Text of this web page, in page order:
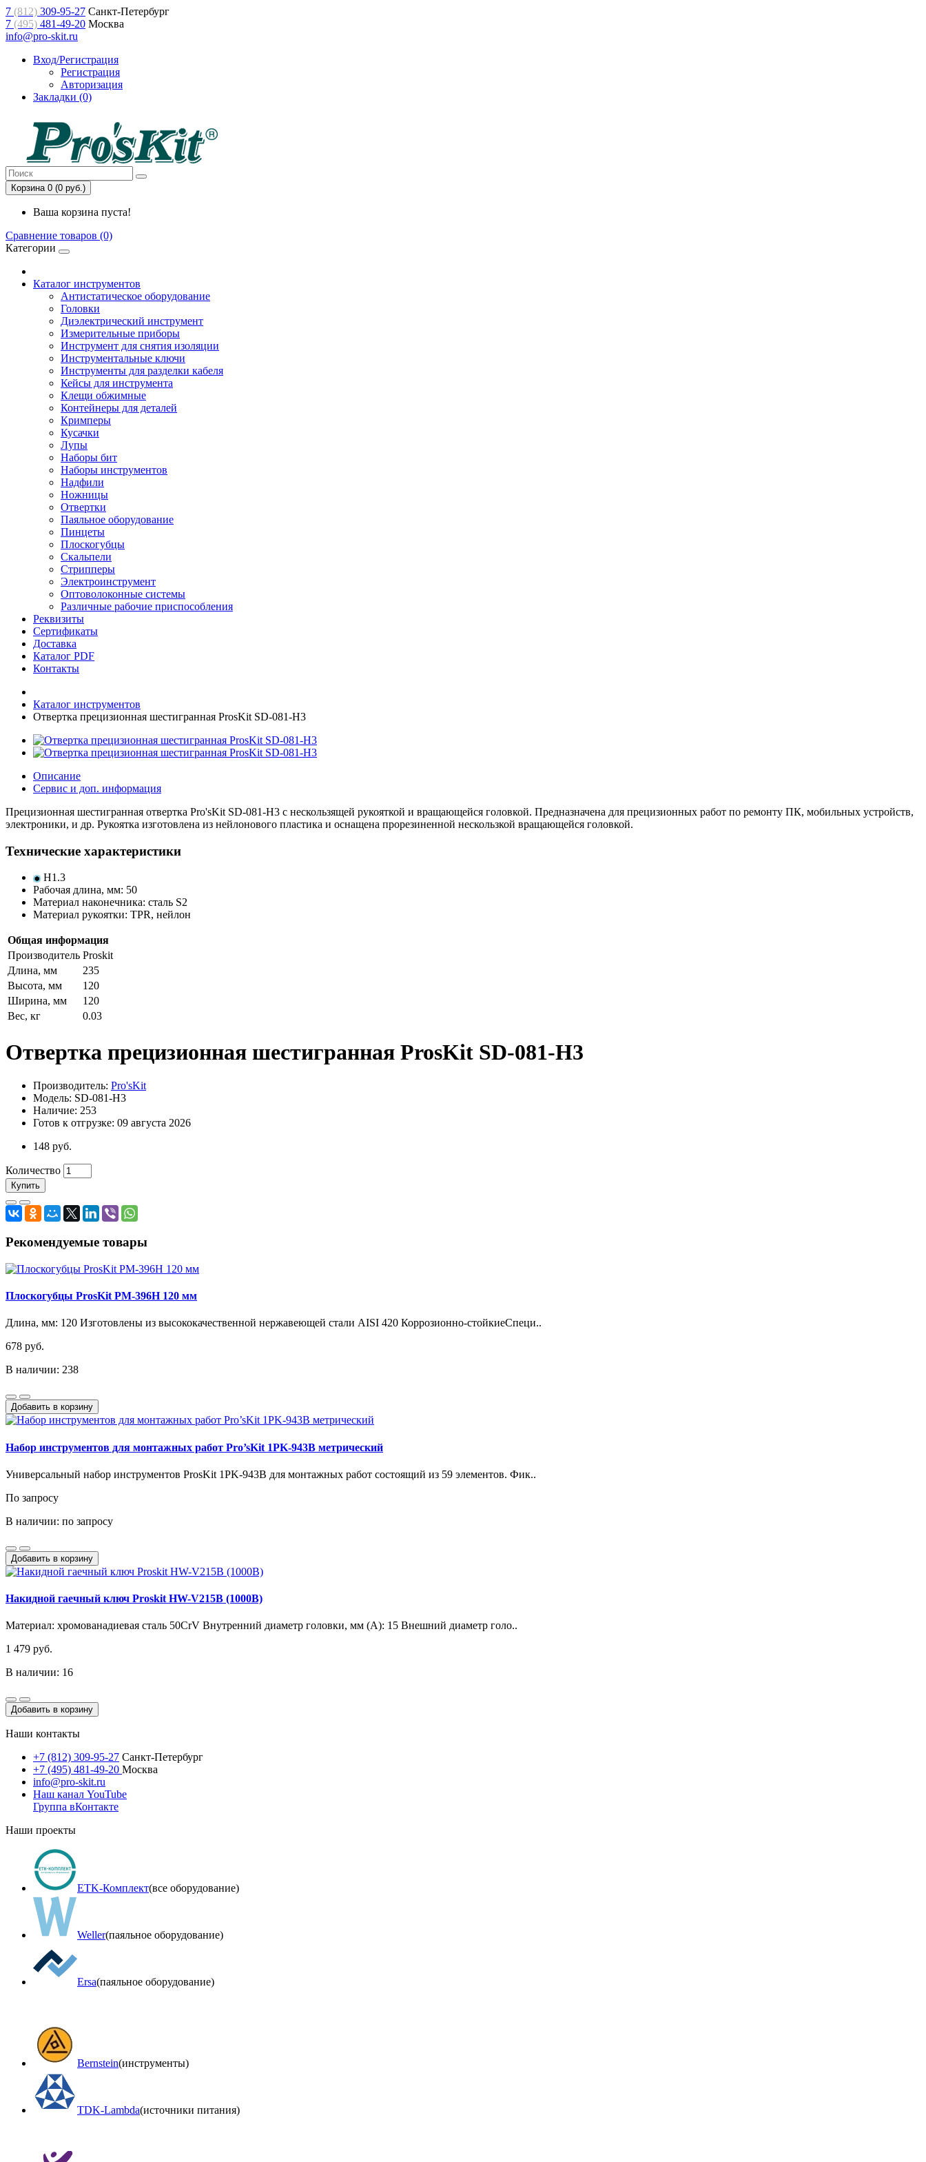
7 (812) 309-95-27 Санкт-Петербург
7 (495) 481-49-20 Москва
info@pro-skit.ru
Вход/Регистрация
Регистрация
Авторизация
Закладки (0)
Корзина 0 (0 руб.)
Ваша корзина пуста!
Сравнение товаров (0)
Категории
Каталог инструментов
Антистатическое оборудование
Головки
Диэлектрический инструмент
Измерительные приборы
Инструмент для снятия изоляции
Инструментальные ключи
Инструменты для разделки кабеля
Кейсы для инструмента
Клещи обжимные
Контейнеры для деталей
Кримперы
Кусачки
Лупы
Наборы бит
Наборы инструментов
Надфили
Ножницы
Отвертки
Паяльное оборудование
Пинцеты
Плоскогубцы
Скальпели
Стрипперы
Электроинструмент
Оптоволоконные системы
Различные рабочие приспособления
Реквизиты
Сертификаты
Доставка
Каталог PDF
Контакты
Каталог инструментов
Отвертка прецизионная шестигранная ProsKit SD-081-H3
Описание
Сервис и доп. информация
Прецизионная шестигранная отвертка Pro'sKit SD-081-H3 с нескользящей рукояткой и вращающейся головкой. Предназначена для прецизионных работ по ремонту ПК, мобильных устройств,
электроники, и др. Рукоятка изготовлена из нейлонового пластика и оснащена прорезиненной нескользкой вращающейся головкой.
Технические характеристики
H1.3
Рабочая длина, мм: 50
Материал наконечника: сталь S2
Материал рукоятки: TPR, нейлон
Общая информация
Производитель Proskit
Длина, мм
235
Высота, мм
120
Ширина, мм
120
Вес, кг
0.03
Отвертка прецизионная шестигранная ProsKit SD-081-H3
Производитель: Pro'sKit
Модель: SD-081-H3
Наличие: 253
Готов к отгрузке: 09 августа 2026
148 руб.
Количество
Купить
Рекомендуемые товары
Плоскогубцы ProsKit PM-396H 120 мм
Длина, мм: 120 Изготовлены из высококачественной нержавеющей стали AISI 420 Коррозионно-стойкиеСпеци..
678 руб.
В наличии: 238
Добавить в корзину
Набор инструментов для монтажных работ Pro’sKit 1PK-943B метрический
Универсальный набор инструментов ProsKit 1PK-943B для монтажных работ состоящий из 59 элементов. Фик..
По запросу
В наличии: по запросу
Добавить в корзину
Накидной гаечный ключ Proskit HW-V215B (1000В)
Материал: хромованадиевая сталь 50CrV Внутренний диаметр головки, мм (A): 15 Внешний диаметр голо..
1 479 руб.
В наличии: 16
Добавить в корзину
Наши контакты
+7 (812) 309-95-27 Санкт-Петербург
+7 (495) 481-49-20 Москва
info@pro-skit.ru
Наш канал YouTube
Группа вКонтакте
Наши проекты
ETK-Комплект(все оборудование)
Weller(паяльное оборудование)
Ersa(паяльное оборудование)
Bernstein(инструменты)
TDK-Lambda(источники питания)